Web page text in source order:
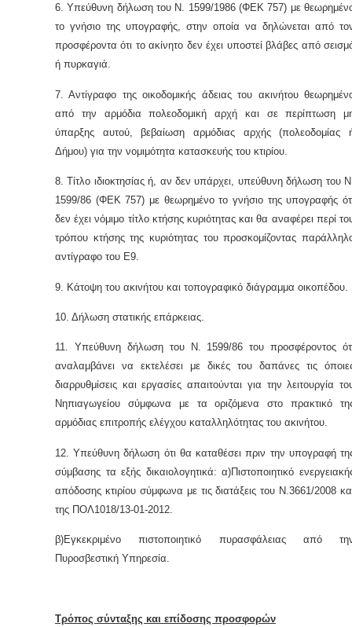
6. Υπεύθυνη δήλωση του Ν. 1599/1986 (ΦΕΚ 757) με
το γνήσιο της υπογραφής, στην οποία να δηλώνεται από
προσφέροντα ότι το ακίνητο δεν έχει υποστεί βλάβες από
ή πυρκαγιά.
7. Αντίγραφο της οικοδομικής άδειας του ακινήτου
από την αρμόδια πολεοδομική αρχή και σε περίπτωση
ύπαρξης αυτού, βεβαίωση αρμόδιας αρχής (πολεοδομίας
Δήμου) για την νομιμότητα κατασκευής του κτιρίου.
8. Τίτλο ιδιοκτησίας ή, αν δεν υπάρχει, υπεύθυνη δήλωση του
1599/86 (ΦΕΚ 757) με θεωρημένο το γνήσιο της υπογραφής
δεν έχει νόμιμο τίτλο κτήσης κυριότητας και θα αναφέρει περί
τρόπου κτήσης της κυριότητας του προσκομίζοντας
αντίγραφο του Ε9.
9. Κάτοψη του ακινήτου και τοπογραφικό διάγραμμα οικοπέδου.
10. Δήλωση στατικής επάρκειας.
11. Υπεύθυνη δήλωση του Ν. 1599/86 του προσφέροντος
αναλαμβάνει να εκτελέσει με δικές του δαπάνες τις
διαρρυθμίσεις και εργασίες απαιτούνται για την λειτουργία
Νηπιαγωγείου σύμφωνα με τα οριζόμενα στο πρακτικό
αρμόδιας επιτροπής ελέγχου καταλληλότητας του ακινήτου.
12. Υπεύθυνη δήλωση ότι θα καταθέσει πριν την υπογραφή
σύμβασης τα εξής δικαιολογητικά: α)Πιστοποιητικό
απόδοσης κτιρίου σύμφωνα με τις διατάξεις του Ν.3661/2008
της ΠΟΛ1018/13-01-2012.
β)Εγκεκριμένο πιστοποιητικό πυρασφάλειας από
Πυροσβεστική Υπηρεσία.
Τρόπος σύνταξης και επίδοσης προσφορών